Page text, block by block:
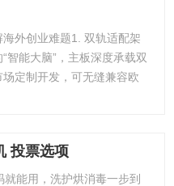
外创业难题1. 双轨适配架
智能大脑”，主板深度承载双
定制开发，可无缝兼容欧
投票选项
能用，洗护烘消毒一步到